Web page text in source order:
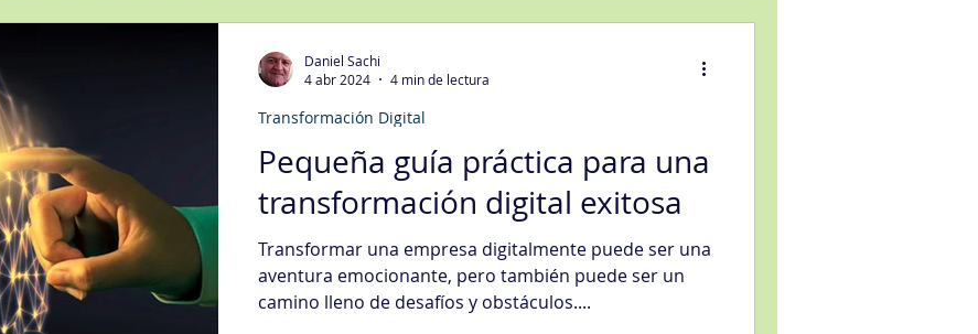
Pequeña guía práctica para una
transformación digital exitosa
Transformar una empresa digitalmente puede ser una
aventura emocionante, pero también puede ser un
camino lleno de desafíos y obstáculos....
Transformación Digital
Daniel Sachi
4 abr 2024
4 min de lectura